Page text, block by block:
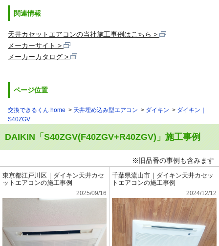
関連情報
天井カセットエアコンの当社施工事例はこちら
メーカーサイト
メーカーカタログ
ページ位置
交換できるくん home 天井埋め込み型エアコン ダイキン
ダイキン｜
S40ZGV
DAIKIN「S40ZGV(F40ZGV+R40ZGV)」施工事例
※旧品番の事例も含みます
東京都江戸川区｜ダイキン天井カセ
ットエアコンの施工事例
2025/09/16
千葉県流山市｜ダイキン天井カセッ
トエアコンの施工事例
2024/12/12